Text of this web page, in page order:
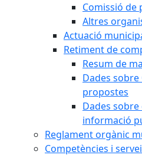
Comissió de
Altres
Actuació
Retiment de
Resum de
Dades
propostes
Dades sobre
informació
Reglament orgànic
Competències i